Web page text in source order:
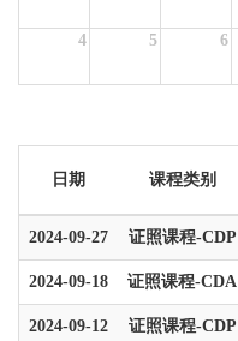
4 5 6
日期 课程类别
2024-09-27 证照课程-CDP
2024-09-18 证照课程-CDA
2024-09-12 证照课程-CDP